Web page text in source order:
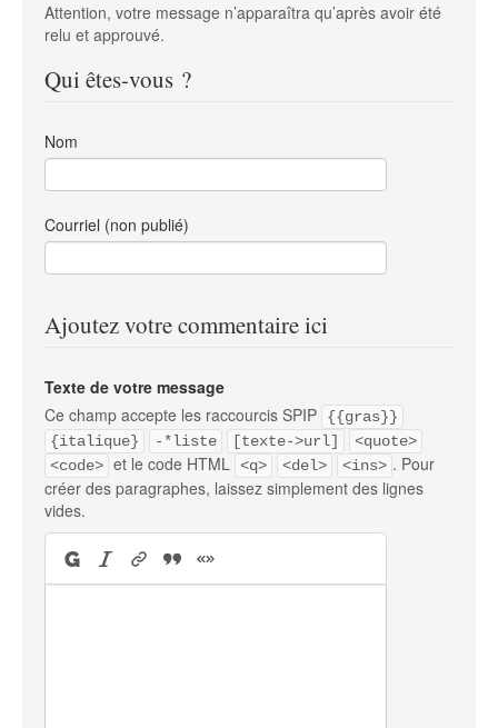
Attention, votre message n’apparaîtra qu’après avoir été
relu et approuvé.
Qui êtes-vous ?
Nom
Courriel (non publié)
Ajoutez votre commentaire ici
Texte de votre message
Ce champ accepte les raccourcis SPIP
{{gras}}
{italique}
-*liste [texte->url]
<quote>
<code> et le code HTML <q> <del> <ins> . Pour
créer des paragraphes, laissez simplement des lignes
vides.